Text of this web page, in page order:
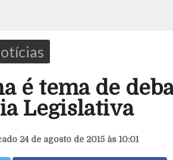
é tema de
Legislativa
24 de agosto de 2015 às 10:01